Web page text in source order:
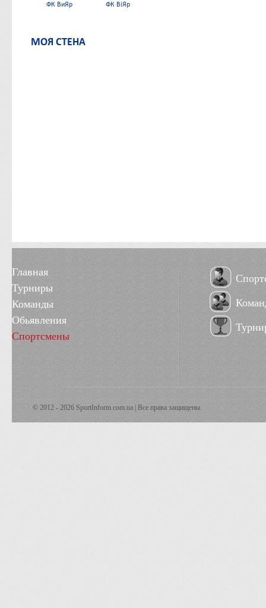
ФК ВиЯр ФК ВіЯр
МОЯ СТЕНА
Главная
Турниры
Команды
Обьявления
Спортсмены
© 2012 - 2026 SportInform.com.ua | Все права защищены.